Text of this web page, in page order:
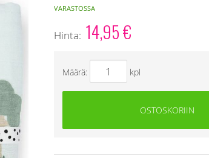
VARASTOSSA
Hinta: 14,95€
Määrä: kpl
OSTOSKORIIN